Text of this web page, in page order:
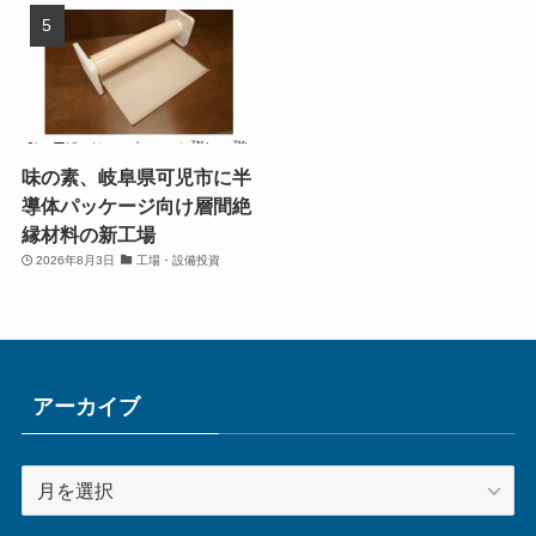
味の素、岐阜県可児市に半
導体パッケージ向け層間絶
縁材料の新工場
2026年8月3日 工場・設備投資
アーカイブ
ー